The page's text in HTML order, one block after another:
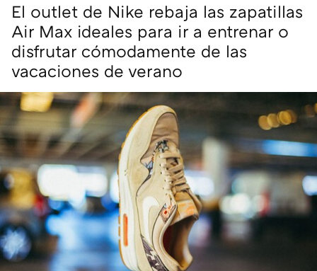
El outlet de Nike rebaja las zapatillas
Air Max ideales para ir a entrenar o
disfrutar cómodamente de las
vacaciones de verano